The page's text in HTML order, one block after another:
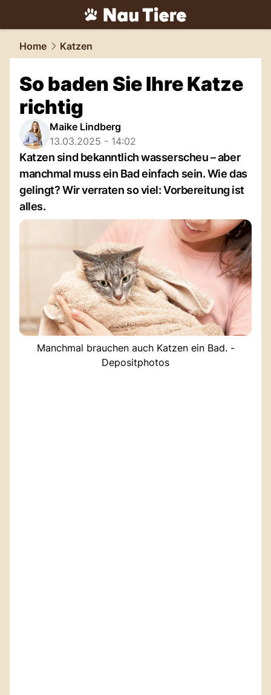
tiere.NAU.ch
Home Katzen
So baden Sie Ihre Katze
richtig
Maike Lindberg
13.03.2025 - 14:02
Katzen sind bekanntlich wasserscheu – aber
manchmal muss ein Bad einfach sein. Wie das
gelingt? Wir verraten so viel: Vorbereitung ist
alles.
Manchmal brauchen auch Katzen ein Bad. -
Depositphotos